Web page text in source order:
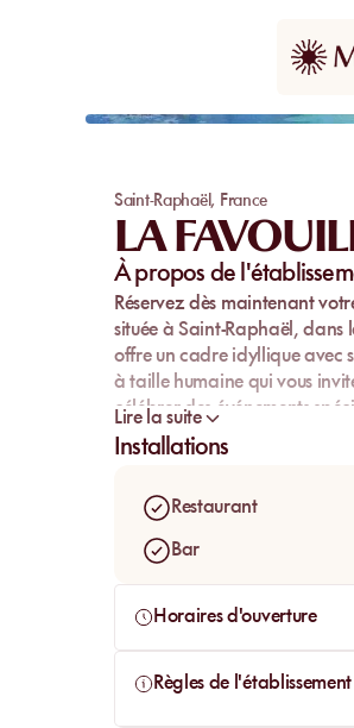
Saint-Raphaël, France
LA
À propos de
Réservez dès maintenant
située à Saint-Raphaël,
offre un cadre idyllique avec
à taille humaine qui vous
célébrer des événements
dans ce havre de paix.
de pur bonheur et de détente
Lire la suite
Installations
Restaurant
Bar
Horaires d'ouverture
Règles de l'établissement